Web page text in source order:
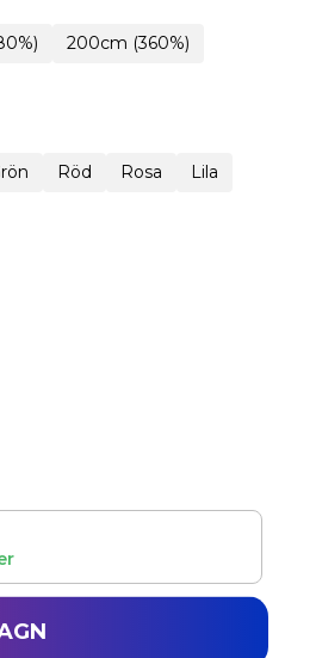
200cm (360%)
Röd Rosa
Lila